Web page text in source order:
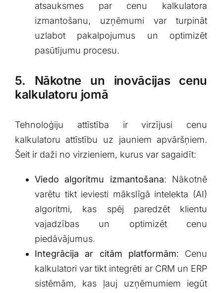
atsauksmes par cenu kalkulatora
izmantošanu, uzņēmumi var turpināt
⁢uzlabot pakalpojumus un optimizēt
pasūtījumu procesu.
5. Nākotne un inovācijas cenu
kalkulatoru jomā
Tehnoloģiju attīstība ir virzījusi cenu
kalkulatoru attīstību uz jauniem apvāršņiem.
Šeit ‌ir daži no virzieniem, kurus var⁣ sagaidīt:
Viedo algoritmu izmantošana: Nākotnē
varētu ⁣tikt ieviesti mākslīgā intelekta (AI)
algoritmi, kas spēj⁣ paredzēt klientu
vajadzības⁤ un‌ optimizēt cenu
piedāvājumus.
Integrācija ar citām ⁣platformām: Cenu
⁣kalkulatori var tikt integrēti‍ ar CRM un ERP
sistēmām, kas ļauj uzņēmumiem iegūt